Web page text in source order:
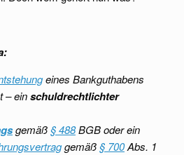
eines Bankguthabens
– einschuldrechtlichter
gemäß§ 488BGB oder ein
gemäß§ 700Abs. 1